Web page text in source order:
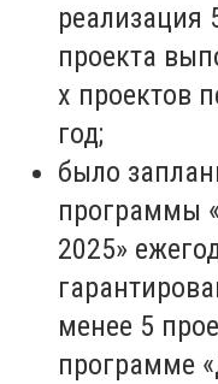
реализация
проекта
х проектов
год;
было
программы
2025»
менее 5
программе